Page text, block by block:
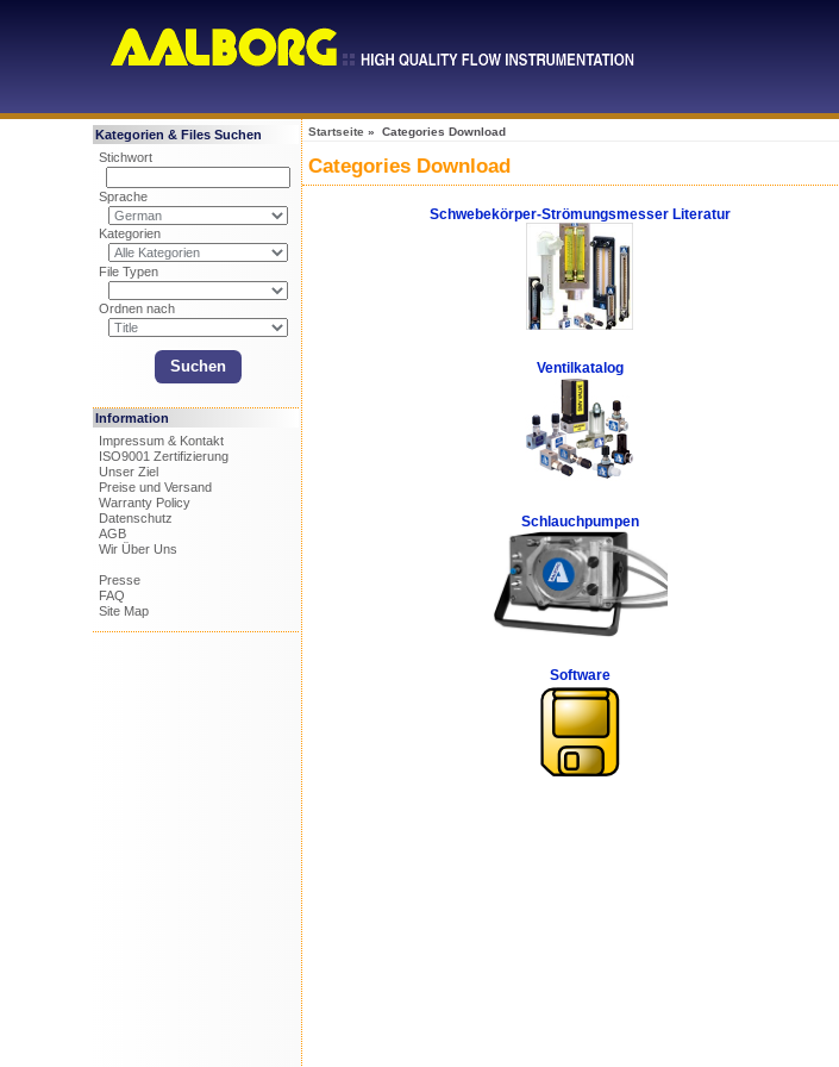
Kategorien & Files Suchen
Stichwort
Sprache
Kategorien
File Typen
Ordnen nach
Information
Impressum & Kontakt
ISO9001 Zertifizierung
Unser Ziel
Preise und Versand
Warranty Policy
Datenschutz
AGB
Wir Über Uns
Presse
FAQ
Site Map
Startseite » Categories Download
Categories Download
Schwebekörper-Strömungsmesser Literatur
Ventilkatalog
Schlauchpumpen
Software